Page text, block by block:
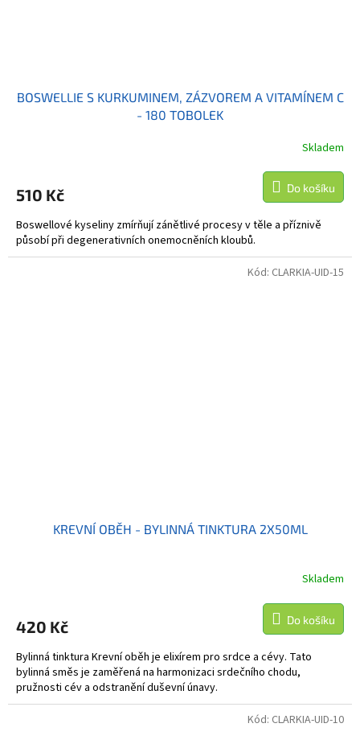
BOSWELLIE S KURKUMINEM, ZÁZVOREM A VITAMÍNEM C
- 180 TOBOLEK
Skladem
510 Kč Do košíku
Boswellové kyseliny zmírňují zánětlivé procesy v těle a příznivě
působí při degenerativních onemocněních kloubů.
KREVNÍ OBĚH - BYLINNÁ TINKTURA 2X50ML
Skladem
420 Kč Do košíku
Bylinná tinktura Krevní oběh je elixírem pro srdce a cévy. Tato
bylinná směs je zaměřená na harmonizaci srdečního chodu,
pružnosti cév a odstranění duševní únavy.
Kód: CLARKIA-UID-15
Kód: CLARKIA-UID-10